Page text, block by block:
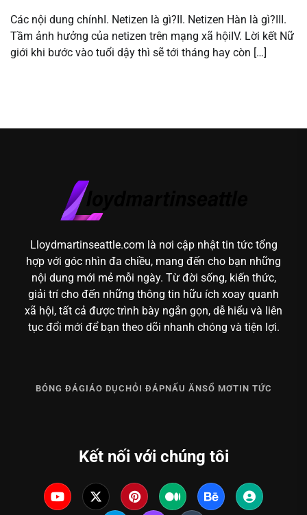
Các nội dung chínhI. Netizen là gì?II. Netizen Hàn là gì?III.
Tầm ảnh hưởng của netizen trên mạng xã hộiIV. Lời kết Nữ
giới khi bước vào tuổi dậy thì sẽ tới tháng hay còn […]
Lloydmartinseattle.com là nơi cập nhật tin tức tổng
hợp với góc nhìn đa chiều, mang đến cho bạn những
nội dung mới mẻ mỗi ngày. Từ đời sống, kiến thức,
giải trí cho đến những thông tin hữu ích xoay quanh
xã hội, tất cả được trình bày ngắn gọn, dễ hiểu và liên
tục đổi mới để bạn theo dõi nhanh chóng và tiện lợi.
BÓNG ĐÁGIÁO DỤC HỎI ĐÁPNẤU ĂNSỔ MƠTIN TỨC
Kết nối với chúng tôi